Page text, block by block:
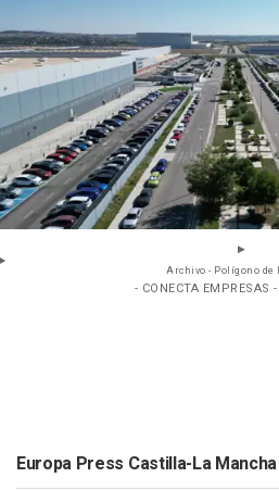
Archivo - Polígono de
- CONECTA EMPRESAS
Europa Press Castilla-La Mancha